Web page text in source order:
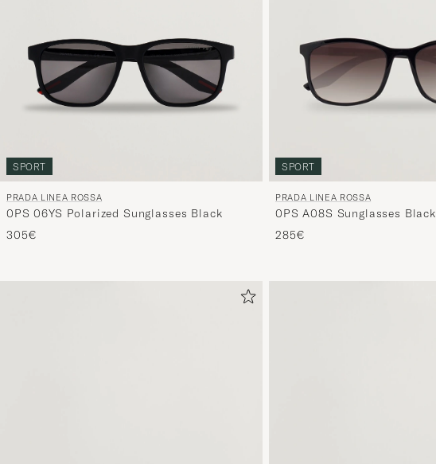
SPORT
PRADA LINEA ROSSA
0PS 06YS Polarized Sunglasses Black
305€
SPORT
PRADA LINEA ROSSA
0PS A08S Sunglasses Black
285€